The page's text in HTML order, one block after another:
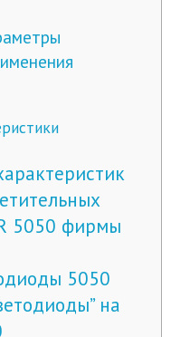
5050 фирмы
5050
на